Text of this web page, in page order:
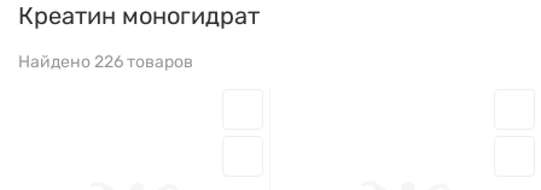
Креатин моногидрат
Найдено 226 товаров